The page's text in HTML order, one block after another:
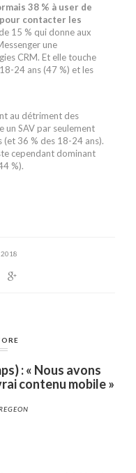
38 % à user de
contacter les
15 % qui donne aux
une
CRM. Et elle touche
24 ans (47 %) et les
au détriment des
un SAV par seulement
(et 36 % des 18-24 ans).
cependant dominant
%).
2018
: « Nous avons
contenu mobile »